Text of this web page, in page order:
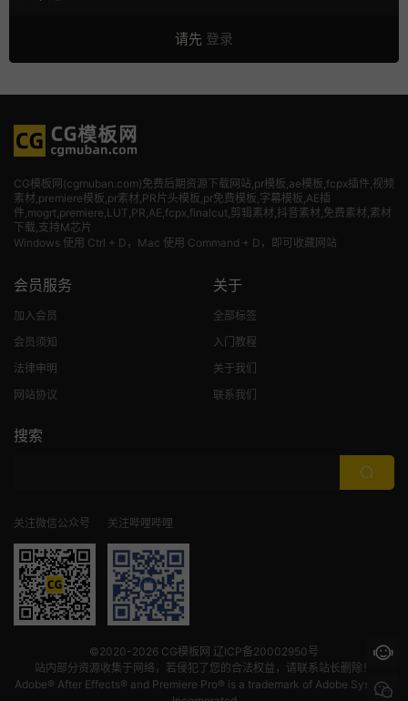
请先 登录
CG模板网(cgmuban.com)免费后期资源下载网站,pr模板,ae模板,fcpx插件,视频
素材 ,premiere模板,pr素材,PR片头模板,pr免费模板,字幕模板,AE插
件,mogrt,premiere,LUT,PR,AE,fcpx,finalcut,剪辑素材,抖音素材,免费素材,素材
下载,支持M芯片
Windows 使用 Ctrl + D，Mac 使用 Command + D，即可收藏网站
会员服务
加入会员
会员须知
法律申明
网站协议
关于
全部标签
入门教程
关于我们
联系我们
搜索
关注微信公众号 关注哔哩哔哩
©2020-2026 CG模板网 辽ICP备20002950号
站内部分资源收集于网络，若侵犯了您的合法权益，请联系站长删除！
Adobe® After Effects® and Premiere Pro® is a trademark of Adobe Systems